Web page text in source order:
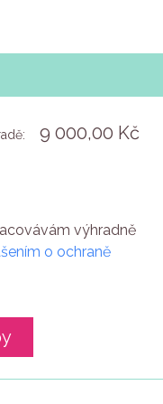
9 000,00 Kč
výhradně
o ochraně